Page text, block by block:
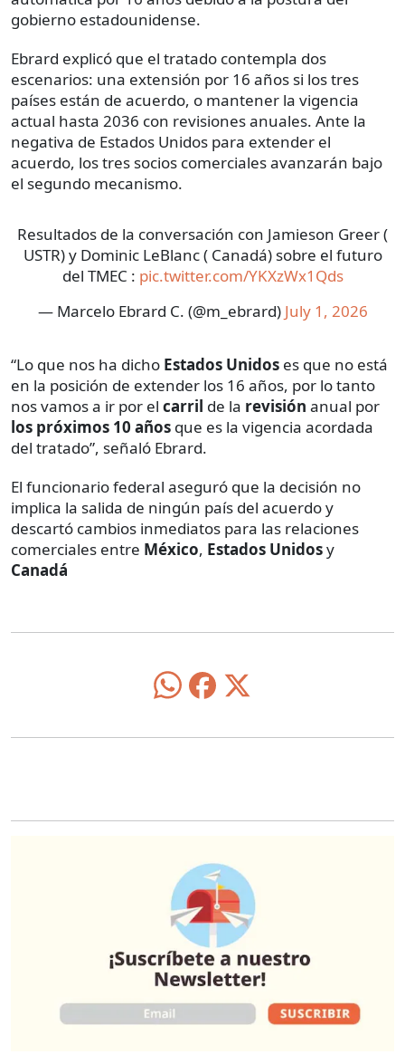
gobierno estadounidense.
Ebrard explicó que el tratado contempla dos
escenarios: una extensión por 16 años si los tres
países están de acuerdo, o mantener la vigencia
actual hasta 2036 con revisiones anuales. Ante la
negativa de Estados Unidos para extender el
acuerdo, los tres socios comerciales avanzarán bajo
el segundo mecanismo.
Resultados de la conversación con Jamieson Greer (
USTR) y Dominic LeBlanc ( Canadá) sobre el futuro
del TMEC : pic.twitter.com/YKXzWx1Qds
— Marcelo Ebrard C. (@m_ebrard) July 1, 2026
“Lo que nos ha dicho Estados Unidos es que no está
en la posición de extender los 16 años, por lo tanto
nos vamos a ir por el carril de la revisión anual por
los próximos 10 años que es la vigencia acordada
del tratado”, señaló Ebrard.
El funcionario federal aseguró que la decisión no
implica la salida de ningún país del acuerdo y
descartó cambios inmediatos para las relaciones
comerciales entre México, Estados Unidosy
Canadá